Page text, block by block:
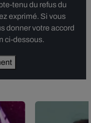
tenu du refus du
exprimé. Si vous
donner votre accord
ci-dessous.